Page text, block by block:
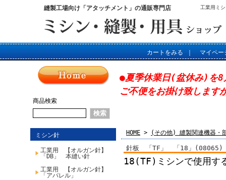
縫製工場向け「アタッチメント」の通販専門店 工業用ミ
カートをみる マイペー
商品検索
ミシン針
工業用 【オルガン針】
「DB」 本縫い針
工業用 【オルガン針】
「アパレル」
●夏季休業日(盆休み)を
ご不便をお掛け致します
HOME > (その他) 縫製関連機器・
針板 「TF」 「18」(08065)
18(TF)ミシンで使用す